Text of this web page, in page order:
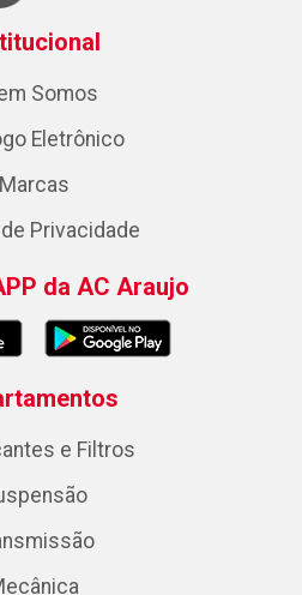
Somos
Eletrônico
Marcas
Privacidade
da AC Araujo
e Filtros